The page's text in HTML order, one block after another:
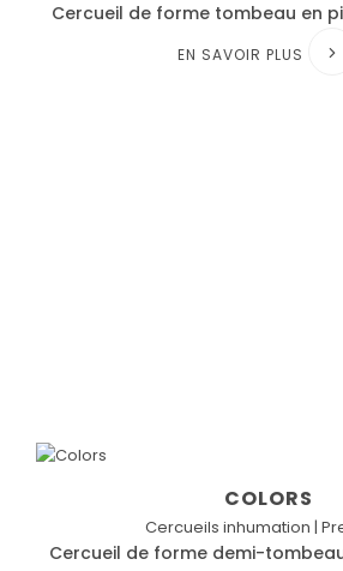
Cercueil de forme tombeau en
EN SAVOIR PLUS
COLORS
Cercueils inhumation |
Cercueil de forme demi-